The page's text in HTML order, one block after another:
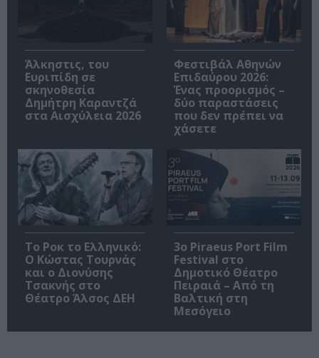
Άλκηστις, του
Ευριπίδη σε
σκηνοθεσία
Δημήτρη Καραντζά
στα Αισχύλεια 2026
Φεστιβάλ Αθηνών
Επιδαύρου 2026:
Ένας προορισμός –
δύο παραστάσεις
που δεν πρέπει να
χάσετε
Το Ροκ το Ελληνικό:
Ο Κώστας Τουρνάς
και ο Διονύσης
Τσακνής στο
Θέατρο Άλσος ΔΕΗ
3o Piraeus Port Film
Festival στο
Δημοτικό Θέατρο
Πειραιά – Από τη
Βαλτική στη
Μεσόγειο